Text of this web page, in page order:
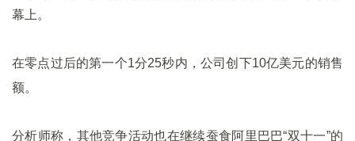
幕上。
在零点过后的第一个1分25秒内，公司创下10亿美元的销售
额。
分析师称，其他竞争活动也在继续蚕食阿里巴巴“双十一”的